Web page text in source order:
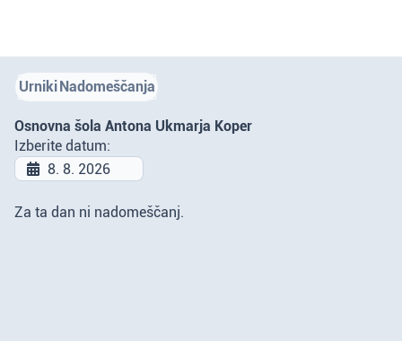
UrnikiNadomeščanja
Osnovna šola Antona Ukmarja Koper
Izberite datum:
Za ta dan ni nadomeščanj.